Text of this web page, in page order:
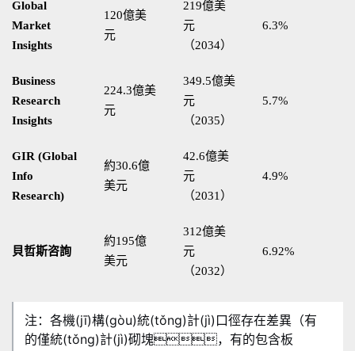
Global
Market
Insights
120億美
元
219億美
元
（2034）
6.3%
Business
Research
Insights
224.3億美
元
349.5億美
元
（2035）
5.7%
GIR (Global
Info
Research)
約30.6億
美元
42.6億美
元
（2031）
4.9%
貝哲斯咨詢
約195億
美元
312億美
元
（2032）
6.92%
注：各機(jī)構(gòu)統(tǒng)計(jì)口徑存在差異（有
的僅統(tǒng)計(jì)砌塊，有的包含板